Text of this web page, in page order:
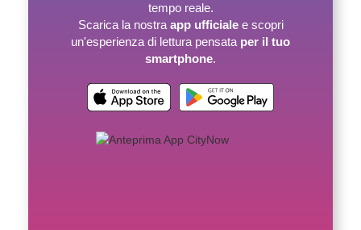
tempo reale.
Scarica la nostra app ufficialee scopri
un'esperienza di lettura pensata per il tuo
smartphone.